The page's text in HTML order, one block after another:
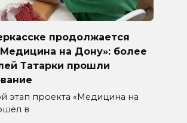
продолжается
на Дону»: более
Татарки прошли
этап проекта «Медицина на
в